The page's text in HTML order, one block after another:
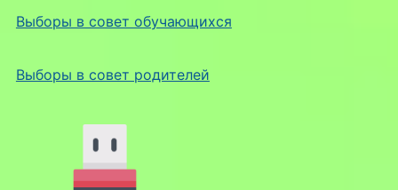
Выборы в совет обучающихся
Выборы в совет родителей